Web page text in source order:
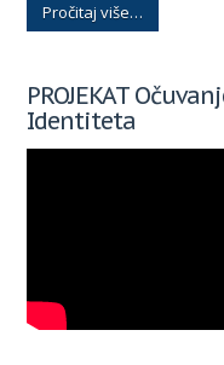
Pročitaj više…
PROJEKAT
Identiteta